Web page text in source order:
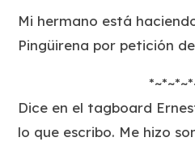
Mi hermano está
Pingüirena por petición
Dice en el tagboard
lo que escribo. Me hizo